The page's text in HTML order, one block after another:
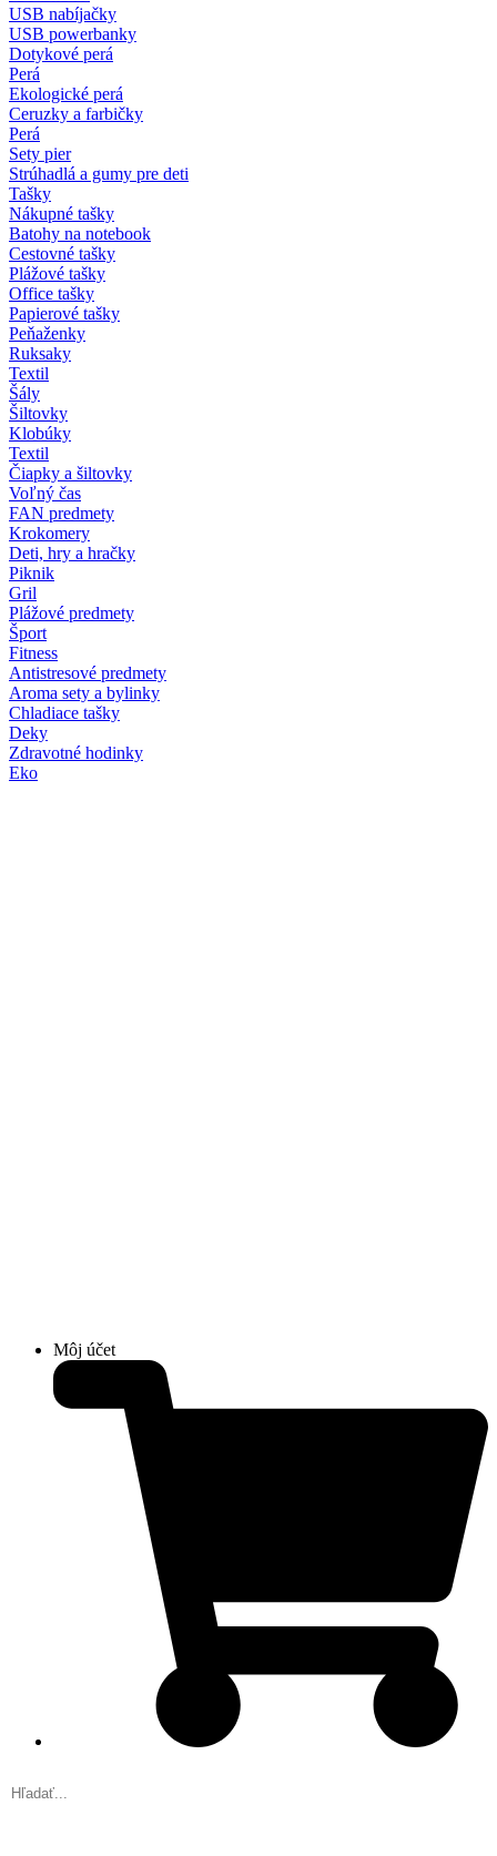
USB nabíjačky
USB powerbanky
Dotykové perá
Perá
Ekologické perá
Ceruzky a farbičky
Perá
Sety pier
Strúhadlá a gumy pre deti
Tašky
Nákupné tašky
Batohy na notebook
Cestovné tašky
Plážové tašky
Office tašky
Papierové tašky
Peňaženky
Ruksaky
Textil
Šály
Šiltovky
Klobúky
Textil
Čiapky a šiltovky
Voľný čas
FAN predmety
Krokomery
Deti, hry a hračky
Piknik
Gril
Plážové predmety
Šport
Fitness
Antistresové predmety
Aroma sety a bylinky
Chladiace tašky
Deky
Zdravotné hodinky
Eko
Môj účet